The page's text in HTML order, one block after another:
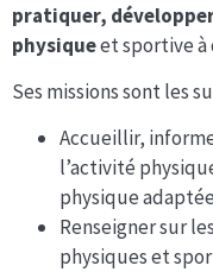
pratiquer,
physiqueet sportive à
Ses missions sont les
Accueillir,
l’activité
physique adaptée
Renseigner sur
physiques et